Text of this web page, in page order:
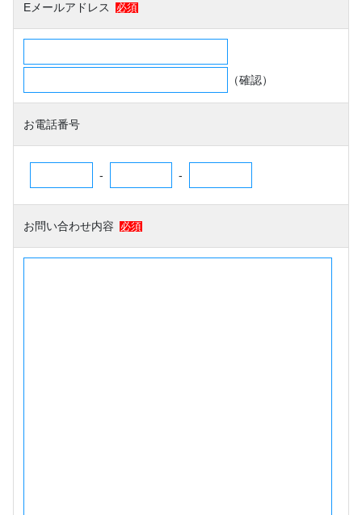
Eメールアドレス 必須
（確認）
お電話番号
- -
お問い合わせ内容 必須